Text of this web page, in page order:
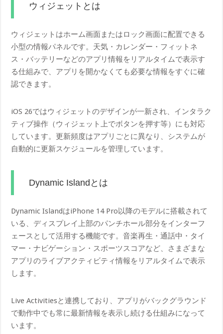
ウィジェットとは
ウィジェットはホーム画面またはロック画面に配置できる
小型の情報パネルです。天気・カレンダー・フィットネ
ス・バッテリーなどのアプリ情報をリアルタイムで表示す
る仕組みで、アプリを開かなくても必要な情報をすぐに確
認できます。
iOS 26ではウィジェットのデザインが一新され、インタラク
ティブ操作（ウィジェット上でボタンを押す等）にも対応
しています。更新頻度はアプリごとに異なり、システムが
自動的に更新スケジュールを管理しています。
Dynamic Islandとは
Dynamic IslandはiPhone 14 Pro以降のモデルに搭載されて
いる、ディスプレイ上部のパンチホール部分をインターフ
ェースとして活用する機能です。音楽再生・通話中・タイ
マー・ナビゲーション・スポーツスコアなど、さまざまな
アプリのライブアクティビティ情報をリアルタイムで表示
します。
Live Activitiesと連携しており、アプリがバックグラウンド
で動作中でも常に最新情報を表示し続ける仕組みになって
います。